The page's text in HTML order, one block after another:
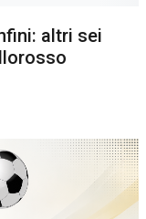
altri sei